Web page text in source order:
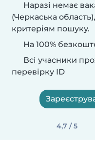
Наразі немає
(Черкаська
критеріям пошуку.
На 100%
Всі учасники
перевірку ID
4,7 / 5